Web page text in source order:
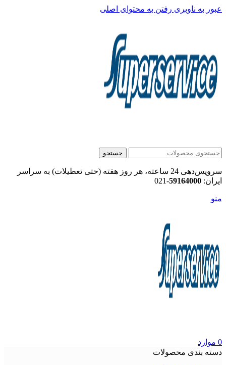
عبور به ناوبری رفتن به محتوای اصلی
جستجو
سرویس‌دهی 24 ساعته، هر روز هفته (حتی تعطیلات) به سراسر
ایران: 59164000
-021
منو
0 موارد
دسته بندی محصولات